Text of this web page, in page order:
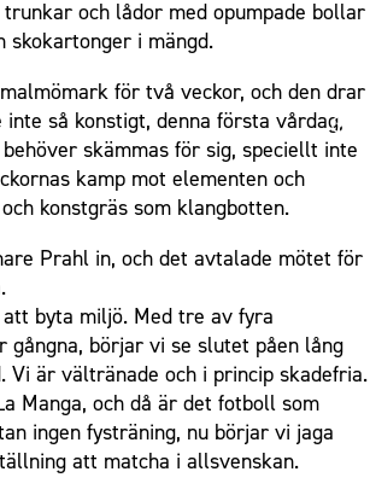
Stadion
Event
– en match för miljön
mot rasismer
och lådor med opumpade bollar
skokartonger i mängd.
för två veckor, och den drar
inte så konstigt, denna första vårdag,
skämmas för sig, speciellt inte
kamp mot elementen och
konstgräs som klangbotten.
Prahl in, och det avtalade mötet för
byta miljö. Med tre av fyra
gångna, börjar vi se slutet påen lång
Vi är vältränade och i princip skadefria.
Manga, och då är det fotboll som
ingen fysträning, nu börjar vi jaga
att matcha i allsvenskan.